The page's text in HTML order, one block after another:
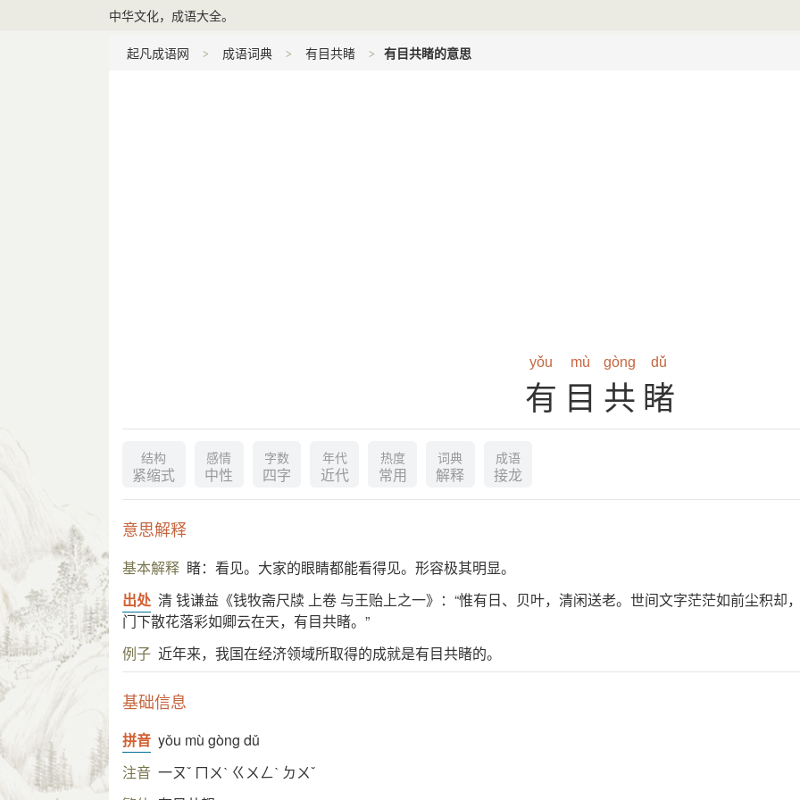
中华文化，成语大全。
起凡成语网 成语词典 有目共睹 有目共睹的意思
yǒu mù gòng dǔ
有目共睹
结构
紧缩式
感情
中性
字数
四字
年代
近代
热度
常用
词典
解释
成语
接龙
意思解释
基本解释 睹：看见。大家的眼睛都能看得见。形容极其明显。
出处 清 钱谦益《钱牧斋尺牍 上卷 与王贻上之一》：“惟有日、贝叶，清闲送老。世间文字茫茫如前尘积却
门下散花落彩如卿云在天，有目共睹。”
例子 近年来，我国在经济领域所取得的成就是有目共睹的。
基础信息
拼音 yǒu mù gòng dǔ
注音 一ㄡˇ ㄇㄨˋ ㄍㄨㄥˋ ㄉㄨˇ